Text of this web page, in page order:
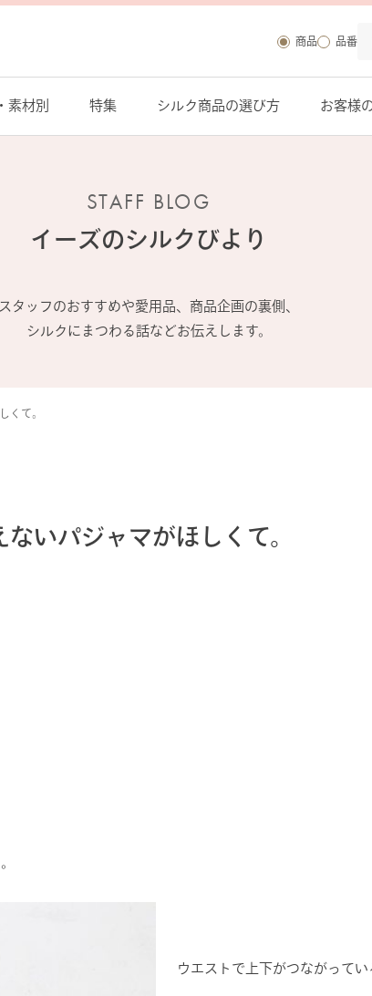
商品 品番
素材別 特集 シルク商品の選び方 お客様
STAFF BLOG
イーズのシルクびより
スタッフのおすすめや愛用品、商品企画の裏側、
シルクにまつわる話などお伝えします。
くて。
いパジャマがほしくて。
ウエストで上下がつながって